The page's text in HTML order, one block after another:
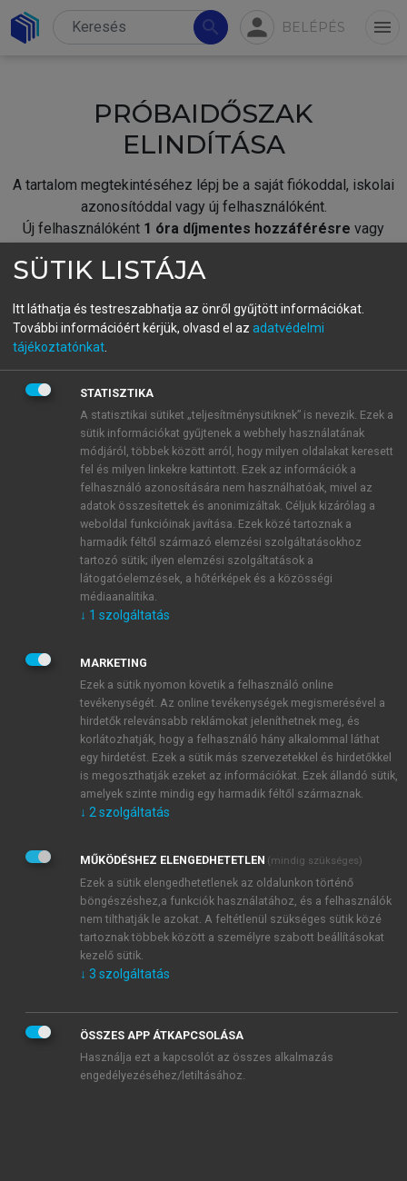
search person BELÉPÉS menu
PRÓBAIDŐSZAK
ELINDÍTÁSA
A tartalom megtekintéséhez lépj be a saját fiókoddal, iskolai
azonosítóddal vagy új felhasználóként.
Új felhasználóként 1 óra díjmentes hozzáférésre vagy
fiókoddal,vagy hozz létre új fiókot.
A regisztráció után apróbaidőszakautomatikusan
BELÉPÉS SAJÁT FIÓKKAL
ÚJ FIÓK LÉTREHOZÁSA
1 óra díjmentes hozzáférés
E-MAIL-CÍM
JELSZÓ
JELSZÓ ÚJRA
Kérek értesítést a MeRSZ újdonságairól, akcióiról.
Kérek értesítést az Akadémiai Kiadó Zrt. újdonságairól,
Adatkezelési tájékoztatóbanfoglaltakat tudomásul
veszem és elfogadom.
Általános vásárlási feltételeket, valamint a szotar.netés a
mersz.huoldalak licencszerződéseiben foglaltakat
tudomásul veszem és elfogadom.
KIPRÓBÁLOM
SÜTIK LISTÁJA
Itt láthatja és testreszabhatja az önről gyűjtött információkat.
További információért kérjük, olvasd el az adatvédelmi
tájékoztatónkat
STATISZTIKA
A statisztikai sütiket „teljesítménysütiknek” is nevezik. Ezek a
sütik információkat gyűjtenek a webhely használatának
módjáról, többek között arról, hogy milyen oldalakat keresett
fel és milyen linkekre kattintott. Ezek az információk a
felhasználó azonosítására nem használhatóak, mivel az
adatok összesítettek és anonimizáltak. Céljuk kizárólag a
weboldal funkcióinak javítása. Ezek közé tartoznak a
harmadik féltől származó elemzési szolgáltatásokhoz
tartozó sütik; ilyen elemzési szolgáltatások a
látogatóelemzések, a hőtérképek és a közösségi
médiaanalitika.
↓ 1 szolgáltatás
MARKETING
Ezek a sütik nyomon követik a felhasználó online
tevékenységét. Az online tevékenységek megismerésével a
hirdetők relevánsabb reklámokat jeleníthetnek meg, és
korlátozhatják, hogy a felhasználó hány alkalommal láthat
egy hirdetést. Ezek a sütik más szervezetekkel és hirdetőkkel
is megoszthatják ezeket az információkat. Ezek állandó sütik,
amelyek szinte mindig egy harmadik féltől származnak.
↓ 2 szolgáltatás
MŰKÖDÉSHEZ ELENGEDHETETLEN (mindig szükséges)
Ezek a sütik elengedhetetlenek az oldalunkon történő
böngészéshez,a funkciók használatához, és a felhasználók
nem tilthatják le azokat. A feltétlenül szükséges sütik közé
tartoznak többek között a személyre szabott beállításokat
kezelő sütik.
↓ 3 szolgáltatás
ÖSSZES APP ÁTKAPCSOLÁSA
Használja ezt a kapcsolót az összes alkalmazás
engedélyezéséhez/letiltásához.